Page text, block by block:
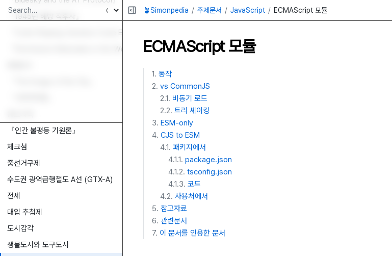
『1945년 해방 직후사』
『Code Shaping: Iterative Code Editing with Free-form AI-Interpreted Sketching』
『Permission Rationales in the Web Ecosystem: An Exploration of Rationale Text and Design Patterns』
『인간 불평등 기원론』
체크섬
중선거구제
수도권 광역급행철도 A선 (GTX-A)
전세
대입 추첨제
도시감각
생물도시와 도구도시
🪴Simonpedia 주제문서 JavaScript ECMAScript 모듈
ECMAScript 모듈
동작
vs CommonJS
비동기 로드
트리 셰이킹
ESM-only
CJS to ESM
패키지에서
package.json
tsconfig.json
코드
사용처에서
참고자료
관련문서
이 문서를 인용한 문서